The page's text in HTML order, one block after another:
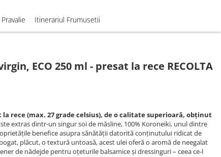
Itinerariul Frumusetii
ECO 250 ml - presat la rece RECOLTA
rece (max. 27 grade celsius), de o calitate superioară, obținut
extras dintr-un singur soi de măsline, 100% Koroneiki, unul dintre
benefice asupra sănătății datorită conținutului ridicat de
plăcut, o textură untoasă, acest ulei oferă o aromă de neegalat
de nădejde pentru oțeturile balsamice și dressinguri – ceea ce-l